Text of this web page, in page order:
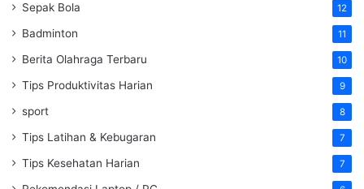
Sepak Bola 12
Badminton 11
Berita Olahraga Terbaru 10
Tips Produktivitas Harian 9
sport 8
Tips Latihan & Kebugaran 7
Tips Kesehatan Harian 7